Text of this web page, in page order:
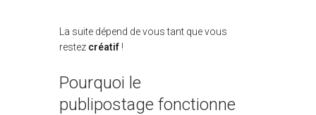
La suite dépend de vous tant que vous
restez créatif !
Pourquoi le
publipostage fonctionne